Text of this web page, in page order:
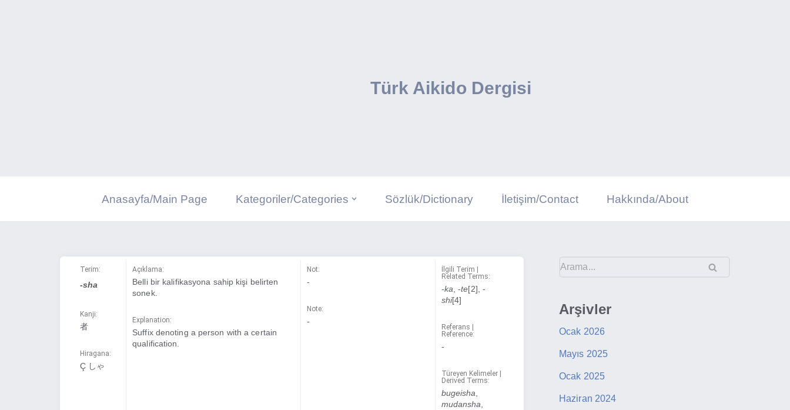
Türk Aikido Dergisi
Anasayfa/Main Page Kategoriler/Categories Sözlük/Dictionary İletişim/Contact Hakkında/About
Terim:
-sha
Kanji:
者
Hiragana:
Ç しゃ
Açıklama:
Belli bir kalifikasyona sahip kişi belirten
sonek.
Explanation:
Suffix denoting a person with a certain
qualification.
Not:
-
Note:
-
İlgili Terim |
Related Terms:
-ka , -te[2], -
shi[4]
Referans |
Reference:
-
Türeyen Kelimeler |
Derived Terms:
bugeisha
mudansha
Arşivler
Ocak 2026
Mayıs 2025
Ocak 2025
Haziran 2024